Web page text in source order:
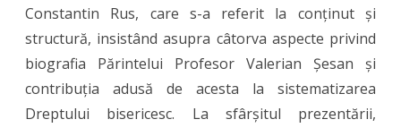
Constantin Rus, care s-a referit la conținut și
structură, insistând asupra câtorva aspecte privind
biografia Părintelui Profesor Valerian Șesan și
contribuția adusă de acesta la sistematizarea
Dreptului bisericesc. La sfârșitul prezentării,